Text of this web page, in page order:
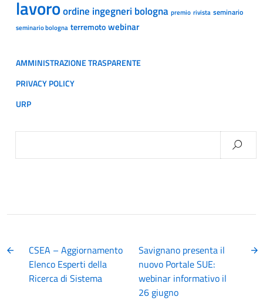
lavoroordine ingegneri bologna premio rivista seminario
seminario bologna terremotowebinar
AMMINISTRAZIONE TRASPARENTE
PRIVACY POLICY
URP
CSEA – Aggiornamento
Elenco Esperti della
Ricerca di Sistema
Savignano presenta il
nuovo Portale SUE:
webinar informativo il
26 giugno